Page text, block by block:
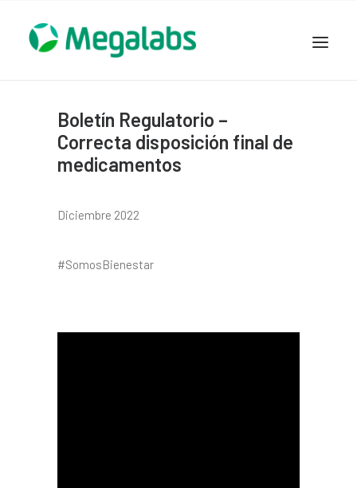
COMPAÑIA
PRODUCTOS
DSLABS
ENTEREX
Boletín Regulatorio –
Correcta disposición final de
medicamentos
Diciembre 2022
#SomosBienestar